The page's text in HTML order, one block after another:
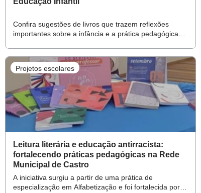
Confira sugestões de livros que trazem reflexões
importantes sobre a infância e a prática pedagógica
Projetos escolares
Leitura literária e educação antirracista:
fortalecendo práticas pedagógicas na Rede
Municipal de Castro
A iniciativa surgiu a partir de uma prática de
especialização em Alfabetização e foi fortalecida por